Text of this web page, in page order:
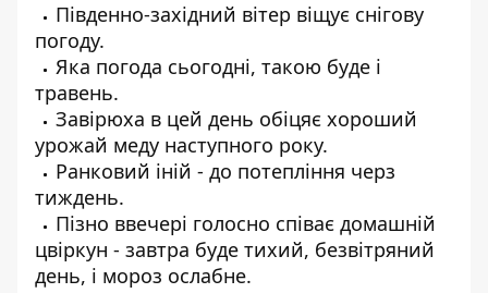
Південно-західний вітер віщує снігову
погоду.
Яка погода сьогодні, такою буде і
травень.
Завірюха в цей день обіцяє хороший
урожай меду наступного року.
Ранковий іній - до потепління черз
тиждень.
Пізно ввечері голосно співає домашній
цвіркун - завтра буде тихий, безвітряний
день, і мороз ослабне.